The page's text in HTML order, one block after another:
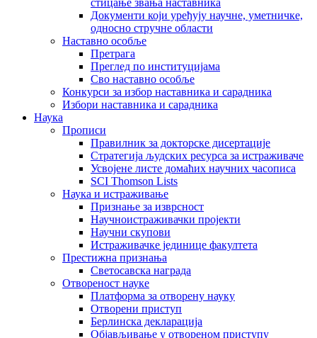
стицање звања наставника
Документи који уређују научне, уметничке,
односно стручне области
Наставно особље
Претрага
Преглед по институцијама
Сво наставно особље
Конкурси за избор наставника и сарадника
Избори наставника и сарадника
Наука
Прописи
Правилник за докторске дисертације
Стратегија људских ресурса за истраживаче
Усвојене листе домаћих научних часописа
SCI Thomson Lists
Наука и истраживање
Признање за изврсност
Научноистраживачки пројекти
Научни скупови
Истраживачке јединице факултета
Престижна признања
Светосавска награда
Отвореност науке
Платформа за отворену науку
Отворени приступ
Берлинска декларација
Објављивање у отвореном приступу